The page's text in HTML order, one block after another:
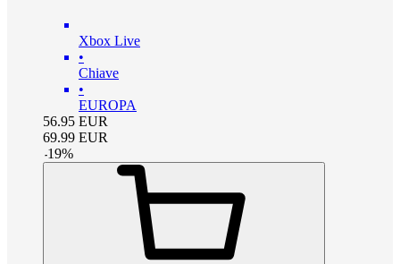
Xbox Live
•
Chiave
•
EUROPA
56.95 EUR
69.99 EUR
-19%